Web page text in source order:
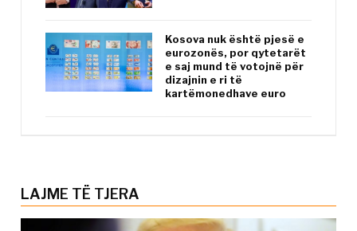
Kosova nuk është pjesë e
eurozonës, por qytetarët
e saj mund të votojnë për
dizajnin e ri të
kartëmonedhave euro
LAJME TË TJERA